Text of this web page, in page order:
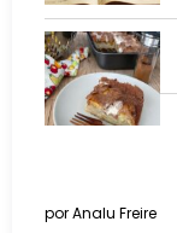
por Analu Freire